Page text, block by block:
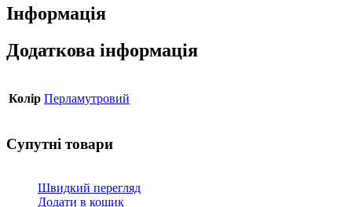
Інформація
Додаткова інформація
Колір Перламутровий
Супутні товари
Швидкий перегляд
Додати в кошик